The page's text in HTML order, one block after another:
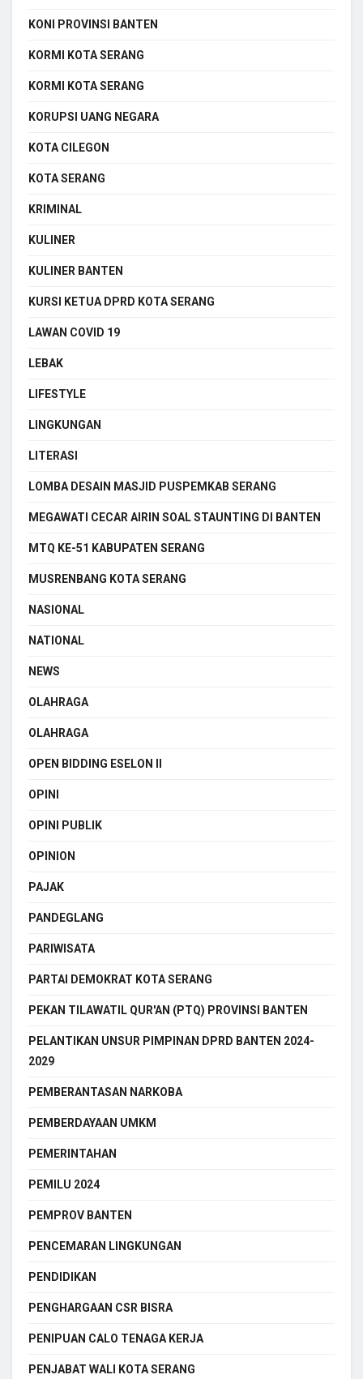
KONI PROVINSI BANTEN
KORMI KOTA SERANG
KORMI KOTA SERANG
KORUPSI UANG NEGARA
KOTA CILEGON
KOTA SERANG
KRIMINAL
KULINER
KULINER BANTEN
KURSI KETUA DPRD KOTA SERANG
LAWAN COVID 19
LEBAK
LIFESTYLE
LINGKUNGAN
LITERASI
LOMBA DESAIN MASJID PUSPEMKAB SERANG
MEGAWATI CECAR AIRIN SOAL STAUNTING DI BANTEN
MTQ KE-51 KABUPATEN SERANG
MUSRENBANG KOTA SERANG
NASIONAL
NATIONAL
NEWS
OLAHRAGA
OLAHRAGA
OPEN BIDDING ESELON II
OPINI
OPINI PUBLIK
OPINION
PAJAK
PANDEGLANG
PARIWISATA
PARTAI DEMOKRAT KOTA SERANG
PEKAN TILAWATIL QUR'AN (PTQ) PROVINSI BANTEN
PELANTIKAN UNSUR PIMPINAN DPRD BANTEN 2024-
2029
PEMBERANTASAN NARKOBA
PEMBERDAYAAN UMKM
PEMERINTAHAN
PEMILU 2024
PEMPROV BANTEN
PENCEMARAN LINGKUNGAN
PENDIDIKAN
PENGHARGAAN CSR BISRA
PENIPUAN CALO TENAGA KERJA
PENJABAT WALI KOTA SERANG